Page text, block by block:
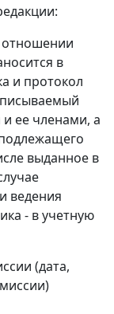
в
и протокол
ее членами, а
выданное в
ведения
- в учетную
(дата,